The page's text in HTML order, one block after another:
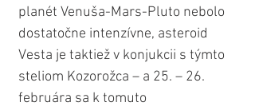
planét Venuša-Mars-Pluto nebolo
dostatočne intenzívne, asteroid
Vesta je taktiež v konjukcii s týmto
steliom Kozorožca – a 25. – 26.
februára sa k tomuto